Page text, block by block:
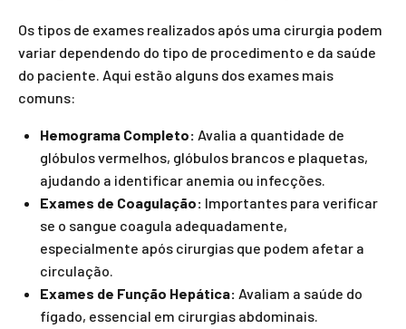
Os tipos de exames realizados após uma cirurgia podem
variar dependendo do tipo de procedimento e da saúde
do paciente. Aqui estão alguns dos exames mais
comuns:
Hemograma Completo: Avalia a quantidade de
glóbulos vermelhos, glóbulos brancos e plaquetas,
ajudando a identificar anemia ou infecções.
Exames de Coagulação: Importantes para verificar
se o sangue coagula adequadamente,
especialmente após cirurgias que podem afetar a
circulação.
Exames de Função Hepática: Avaliam a saúde do
fígado, essencial em cirurgias abdominais.